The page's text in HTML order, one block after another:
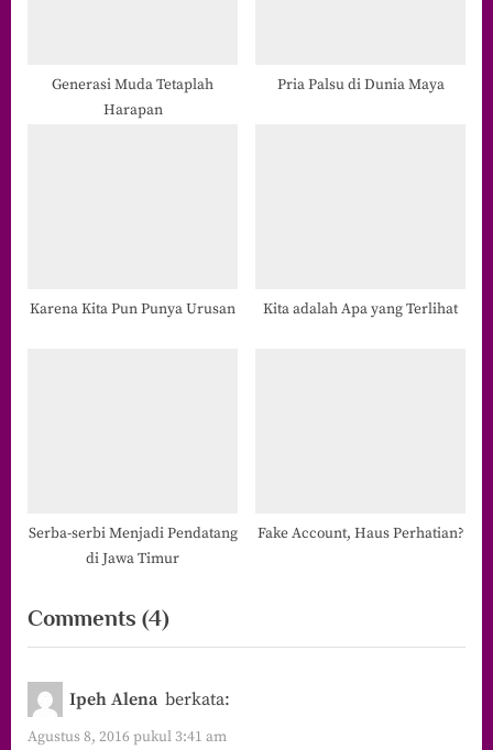
Generasi Muda Tetaplah
Harapan
Pria Palsu di Dunia Maya
Karena Kita Pun Punya Urusan Kita adalah Apa yang Terlihat
Serba-serbi Menjadi Pendatang
di Jawa Timur
Fake Account, Haus Perhatian?
Comments (4)on
“Sesungguhnya
Ipeh Alena berkata:
Agustus 8, 2016 pukul 3:41 am